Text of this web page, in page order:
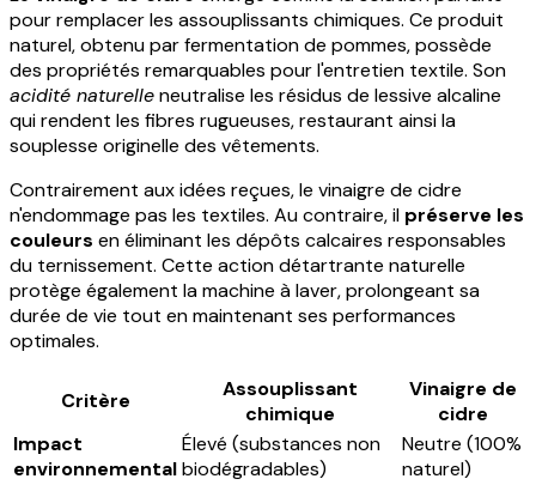
pour remplacer les assouplissants chimiques. Ce produit
naturel, obtenu par fermentation de pommes, possède
des propriétés remarquables pour l'entretien textile. Son
acidité naturelleneutralise les résidus de lessive alcaline
qui rendent les fibres rugueuses, restaurant ainsi la
souplesse originelle des vêtements.
Contrairement aux idées reçues, le vinaigre de cidre
n'endommage pas les textiles. Au contraire, il préserve les
couleurs en éliminant les dépôts calcaires responsables
du ternissement. Cette action détartrante naturelle
protège également la machine à laver, prolongeant sa
durée de vie tout en maintenant ses performances
optimales.
Critère
Assouplissant
chimique
Vinaigre de
cidre
Impact
environnemental
Élevé (substances non
biodégradables)
Neutre (100%
naturel)